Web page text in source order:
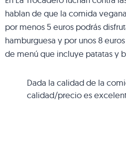
hablan de que la comida
por menos 5 euros podrás
hamburguesa y por unos 8
de menú que incluye patatas y
Dada la calidad de la
calidad/precio es